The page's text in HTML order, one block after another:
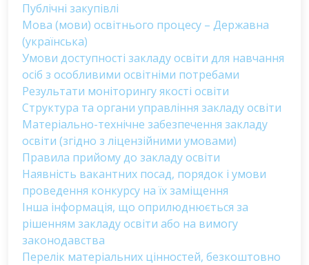
Публічні закупівлі
Мова (мови) освітнього процесу – Державна
(українська)
Умови доступності закладу освіти для навчання
осіб з особливими освітніми потребами
Результати моніторингу якості освіти
Структура та органи управління закладу освіти
Матеріально-технічне забезпечення закладу
освіти (згідно з ліцензійними умовами)
Правила прийому до закладу освіти
Наявність вакантних посад, порядок і умови
проведення конкурсу на їх заміщення
Інша інформація, що оприлюднюється за
рішенням закладу освіти або на вимогу
законодавства
Перелік матеріальних цінностей, безкоштовно